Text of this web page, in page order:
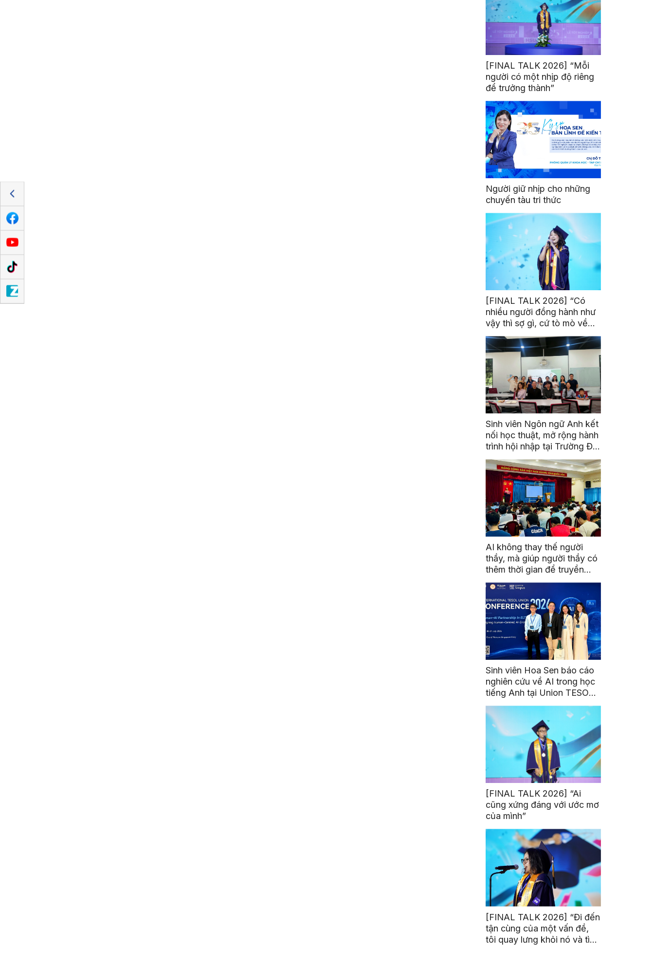
[FINAL TALK 2026] “Mỗi
người có một nhịp độ riêng
để trưởng thành”
Người giữ nhịp cho những
chuyến tàu tri thức
[FINAL TALK 2026] “Có
nhiều người đồng hành như
vậy thì sợ gì, cứ tò mò về
thế giới thôi”
Sinh viên Ngôn ngữ Anh kết
nối học thuật, mở rộng hành
trình hội nhập tại Trường Đại
học Quốc gia Malaysia
AI không thay thế người
thầy, mà giúp người thầy có
thêm thời gian để truyền
cảm hứng
Sinh viên Hoa Sen báo cáo
nghiên cứu về AI trong học
tiếng Anh tại Union TESOL
2026 ở Singapore
[FINAL TALK 2026] “Ai
cũng xứng đáng với ước mơ
của mình”
[FINAL TALK 2026] “Đi đến
tận cùng của một vấn đề,
tôi quay lưng khỏi nó và tìm